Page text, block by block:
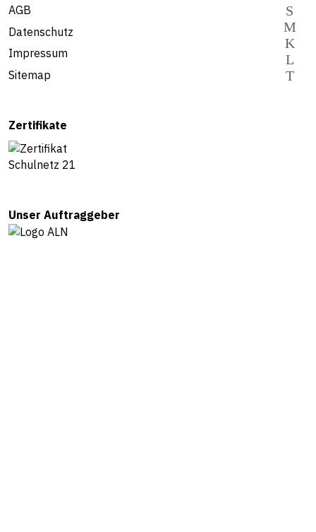
AGB
Datenschutz
Impressum
Sitemap
Zertifikate
Unser Auftraggeber